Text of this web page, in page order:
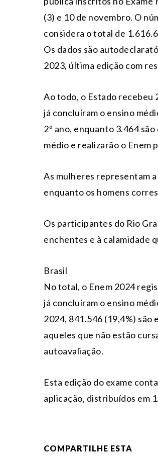
(3) e 10 de novembro. O
considera o total de
Os dados são
2023, última edição com
Ao todo, o Estado recebeu
já concluíram o ensino
2º ano, enquanto 3.464
médio e realizarão o Enem
As mulheres representam
enquanto os homens
Os participantes do Rio
enchentes e à calamidade
Brasil
No total, o Enem 2024
já concluíram o ensino
2024, 841.546 (19,4%) são
aqueles que não estão
autoavaliação.
Esta edição do exame
aplicação, distribuídos em
COMPARTILHE ESTA